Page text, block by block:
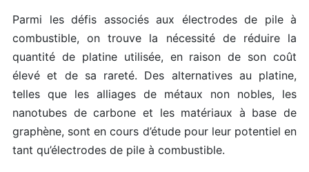
Parmi les défis associés aux électrodes de pile à
combustible, on trouve la nécessité de réduire la
quantité de platine utilisée, en raison de son coût
élevé et de sa rareté. Des alternatives au platine,
telles que les alliages de métaux non nobles, les
nanotubes de carbone et les matériaux à base de
graphène, sont en cours d’étude pour leur potentiel en
tant qu’électrodes de pile à combustible.